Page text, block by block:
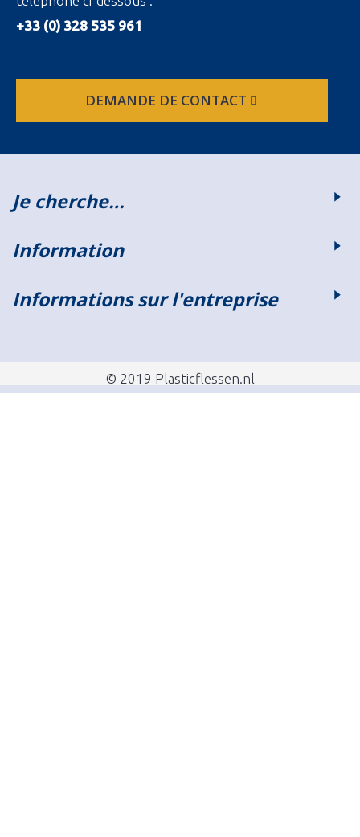
+33 (0) 328 535 961
DEMANDE DE CONTACT
Je cherche…
Information
Informations sur l'entreprise
© 2019 Plasticflessen.nl